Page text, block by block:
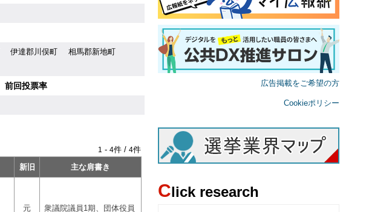
伊達郡川俣町
相馬郡新地町
前回投票率
1 - 4件 / 4件
新旧 主な肩書き
元 衆議院議員1期、団体役員
広告掲載をご希望の方
Cookieポリシー
Click research